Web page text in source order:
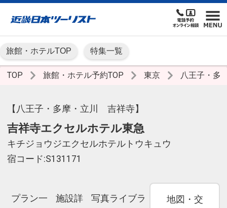
旅館・ホテルTOP 特集一覧
TOP 旅館・ホテル予約TOP 東京 八王子・多
【八王子・多摩・立川 吉祥寺】
吉祥寺エクセルホテル東急
キチジョウジエクセルホテルトウキュウ
宿コード:S131171
プラン一
施設詳
写真ライブラ
地図・交